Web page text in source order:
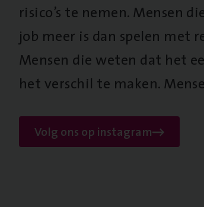
risico’s te nemen. Mensen
job meer is dan spelen met
Mensen die weten dat het
het verschil te maken.
Volg ons op instagram